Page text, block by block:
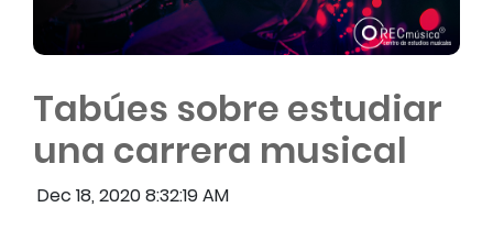
Tabúes sobre estudiar
una carrera musical
Dec 18, 2020 8:32:19 AM